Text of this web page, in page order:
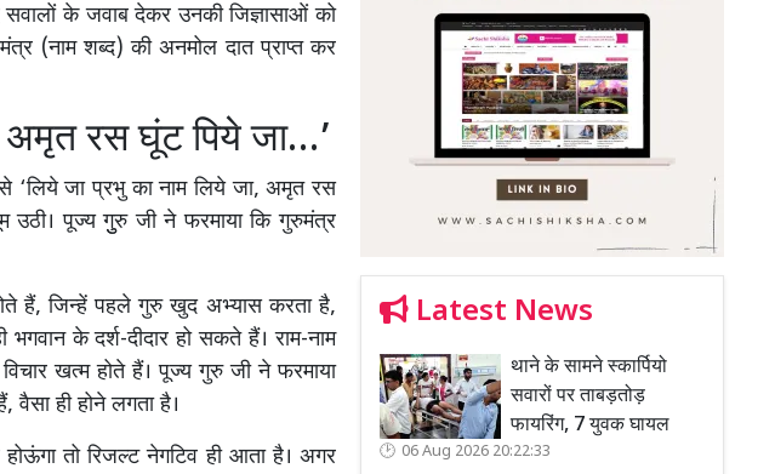
के जवाब देकर उनकी जिज्ञासाओं को
(नाम शब्द) की अनमोल दात प्राप्त कर
अमृत रस घूंट पिये जा…’
‘लिये जा प्रभु का नाम लिये जा, अमृत रस
पूज्य गुुरु जी ने फरमाया कि गुरुमंत्र
हैं, जिन्हें पहले गुरु खुद अभ्यास करता है,
के दर्श-दीदार हो सकते हैं। राम-नाम
खत्म होते हैं। पूज्य गुरु जी ने फरमाया
ही होने लगता है।
तो रिजल्ट नेगटिव ही आता है। अगर
Latest News
थाने के सामने स्कार्पियो
सवारों पर ताबड़तोड़
फायरिंग, 7 युवक घायल
06 Aug 2026 20:22:33